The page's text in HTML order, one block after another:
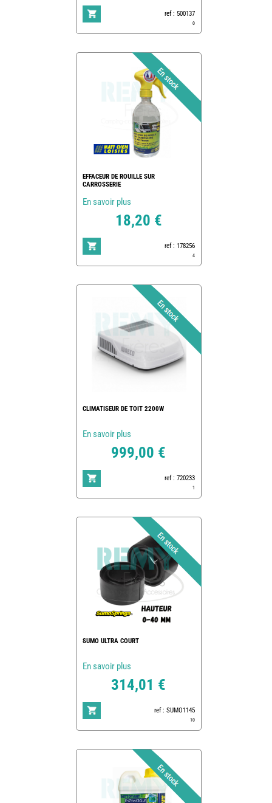
ref : 500137
0
EFFACEUR DE ROUILLE SUR
CARROSSERIE
En savoir plus
18,20 €
ref : 178256
4
CLIMATISEUR DE TOIT 2200W
En savoir plus
999,00 €
ref : 720233
1
SUMO ULTRA COURT
En savoir plus
314,01 €
ref : SUMO1145
10